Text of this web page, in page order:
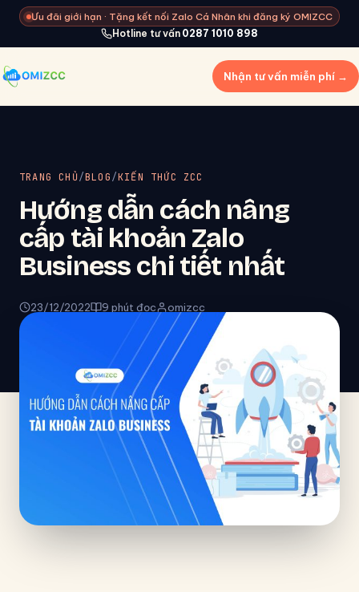
Ưu đãi giới hạn · Tặng kết nối Zalo Cá Nhân khi đăng ký OMIZCC
Hotline tư vấn 0287 1010 898
Nhận tư vấn miễn phí →
TRANG CHỦ/BLOG/KIẾN THỨC ZCC
Hướng dẫn cách nâng
cấp tài khoản Zalo
Business chi tiết nhất
23/12/2022 9 phút đọc omizcc